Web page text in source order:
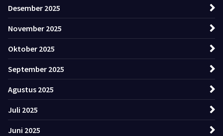
Desember 2025
November 2025
Oktober 2025
September 2025
Agustus 2025
Juli 2025
Juni 2025